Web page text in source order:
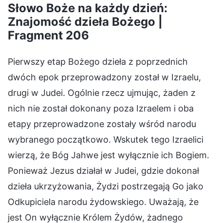
Słowo Boże na każdy dzień:
Znajomość dzieła Bożego |
Fragment 206
Pierwszy etap Bożego dzieła z poprzednich
dwóch epok przeprowadzony został w Izraelu,
drugi w Judei. Ogólnie rzecz ujmując, żaden z
nich nie został dokonany poza Izraelem i oba
etapy przeprowadzone zostały wśród narodu
wybranego początkowo. Wskutek tego Izraelici
wierzą, że Bóg Jahwe jest wyłącznie ich Bogiem.
Ponieważ Jezus działał w Judei, gdzie dokonał
dzieła ukrzyżowania, Żydzi postrzegają Go jako
Odkupiciela narodu żydowskiego. Uważają, że
jest On wyłącznie Królem Żydów, żadnego